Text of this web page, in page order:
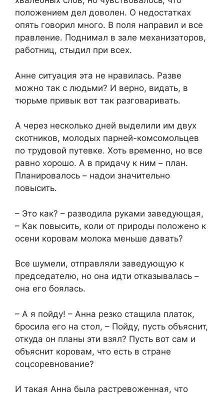
положением дел доволен. О недостатках
опять говорил много. В поля направил и все
правление. Поднимал в зале механизаторов,
работниц, стыдил при всех.
Анне ситуация эта не нравилась. Разве
можно так с людьми? И верно, видать, в
тюрьме привык вот так разговаривать.
А через несколько дней выделили им двух
скотников, молодых парней-комсомольцев
по трудовой путевке. Хоть временно, но все
равно хорошо. А в придачу к ним – план.
Планировалось – надои значительно
повысить.
– Это как? – разводила руками заведующая,
– Как повысить, коли от природы положено к
осени коровам молока меньше давать?
Все шумели, отправляли заведующую к
председателю, но она идти отказывалась –
она его боялась.
– А я пойду! – Анна резко стащила платок,
бросила его на стол, – Пойду, пусть объяснит,
откуда он планы эти взял? Пусть вот сам и
объяснит коровам, что есть в стране
соцсоревнование?
И такая Анна была растревоженная, что